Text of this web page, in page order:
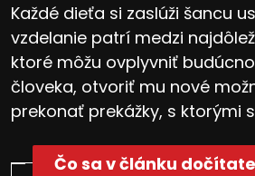
Každé dieťa si zaslúži šancu
vzdelanie patrí medzi
ktoré môžu ovplyvniť
človeka, otvoriť mu nové
prekonať prekážky, s ktorými
Čo sa v článku